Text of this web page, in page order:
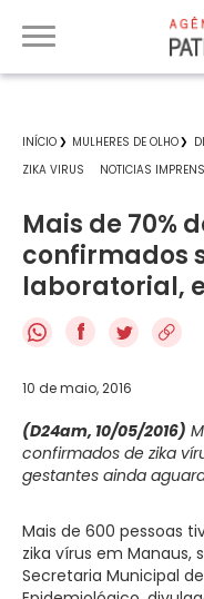
INÍCIO MULHERES DE OLHO
ZIKA VIRUS
NOTICIAS
Mais de 70%
confirmados
laboratorial,
f
10 de maio, 2016
(D24am, 10/05/2016)
confirmados de zika
gestantes ainda
Mais de 600 pessoas
zika vírus em Manaus,
Secretaria Municipal